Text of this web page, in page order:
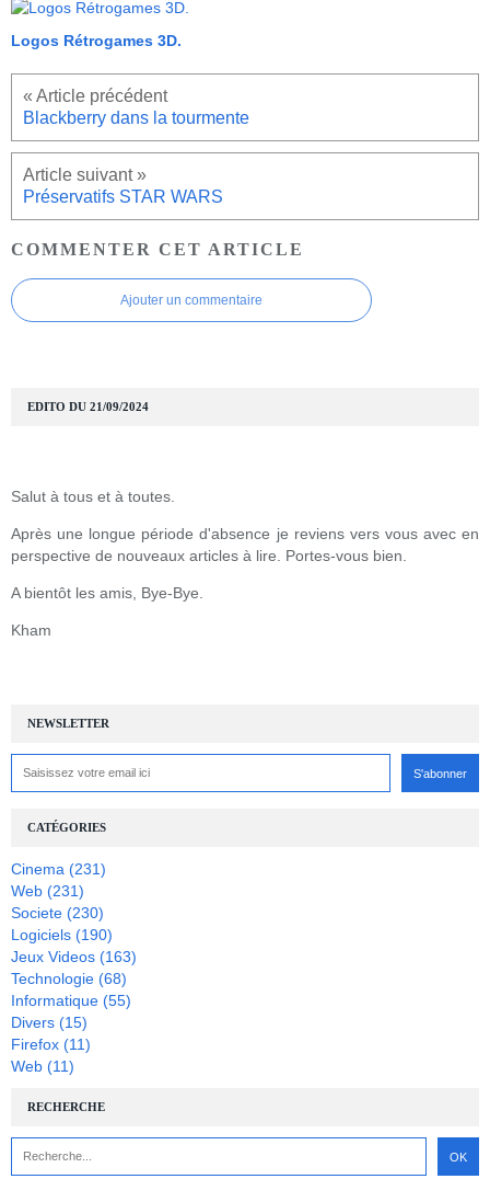
Logos Rétrogames 3D.
Blackberry dans la tourmente
Préservatifs STAR WARS
COMMENTER CET ARTICLE
Ajouter un commentaire
NEWSLETTER
RECHERCHE
CATÉGORIES
Cinema (231)
Web (231)
Societe (230)
Logiciels (190)
Jeux Videos (163)
Technologie (68)
Informatique (55)
Divers (15)
Firefox (11)
Web (11)
EDITO DU 21/09/2024
Salut à tous et à toutes.
Après une longue période d'absence je reviens vers vous avec en
perspective de nouveaux articles à lire. Portes-vous bien.
A bientôt les amis, Bye-Bye.
Kham